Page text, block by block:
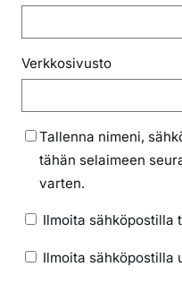
Verkkosivusto
Tallenna nimeni,
tähän selaimeen
varten.
Ilmoita sähköpostilla
Ilmoita sähköpostilla